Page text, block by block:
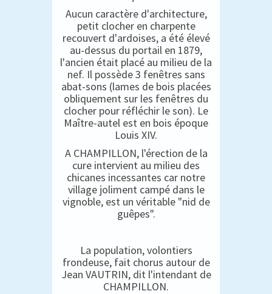
Aucun caractère d'architecture,
petit clocher en charpente
recouvert d'ardoises, a été élevé
au-dessus du portail en 1879,
l'ancien était placé au milieu de la
nef. Il possède 3 fenêtres sans
abat-sons (lames de bois placées
obliquement sur les fenêtres du
clocher pour réfléchir le son). Le
Maître-autel est en bois époque
Louis XIV.
A CHAMPILLON, l'érection de la
cure intervient au milieu des
chicanes incessantes car notre
village joliment campé dans le
vignoble, est un véritable "nid de
guêpes".
La population, volontiers
frondeuse, fait chorus autour de
Jean VAUTRIN, dit l'intendant de
CHAMPILLON.